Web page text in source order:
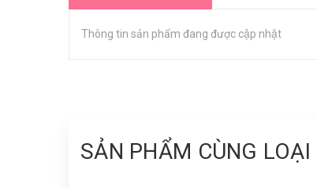
Thông tin sản phẩm đang được cập nhật
SẢN PHẨM CÙNG LOẠI